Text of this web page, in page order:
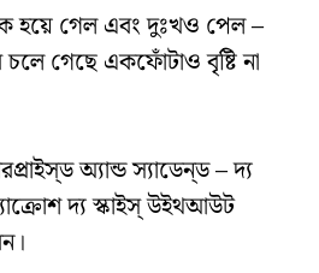
হয়ে গেল এবং দুঃখও পেল –
গেছে একফোঁটাও বৃষ্টি না
অ্যান্ড স্যাডেন্‌ড – দ্য
দ্য স্কাইস্‌ উইথআউট